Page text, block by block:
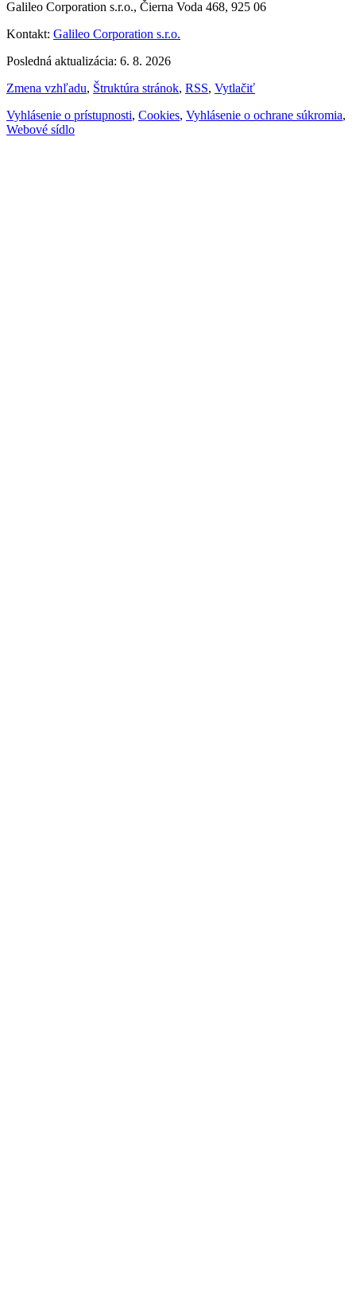
Galileo Corporation s.r.o., Čierna Voda 468, 925 06
Kontakt: Galileo Corporation s.r.o.
Posledná aktualizácia: 6. 8. 2026
Zmena vzhľadu, Štruktúra stránok, RSS, Vytlačiť
Vyhlásenie o prístupnosti, Cookies, Vyhlásenie o ochrane súkromia,
Webové sídlo